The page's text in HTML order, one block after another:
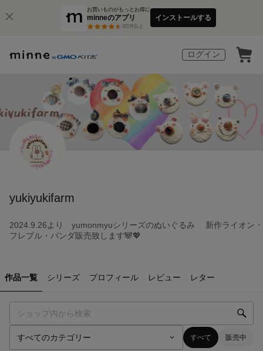
お買いものがもっとお得に
minneのアプリ
3万件以上
インストールする
ログイン
yukiyukifarm
2024.9.26より yumonmyuシリーズのぬいぐるみ 新作ライオン・
フレブル・パンダ販売致します🐼💖
作品一覧 シリーズ プロフィール レビュー レター
すべて 販売中